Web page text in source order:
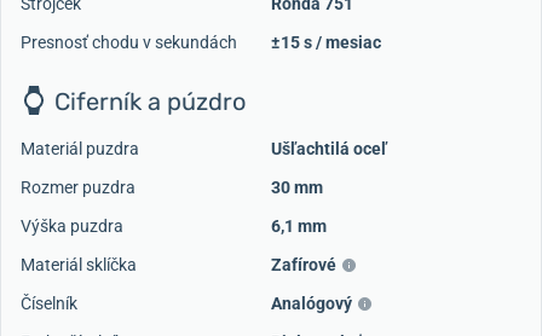
Presnosť chodu v sekundách
±15 s / mesiac
Ciferník a púzdro
Materiál puzdra
Ušľachtilá oceľ
Rozmer puzdra
30 mm
Výška puzdra
6,1 mm
Materiál sklíčka
Zafírové
Číselník
Analógový